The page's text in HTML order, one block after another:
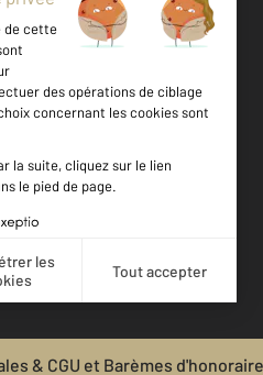
est notée
Location
& CGU et Barèmes